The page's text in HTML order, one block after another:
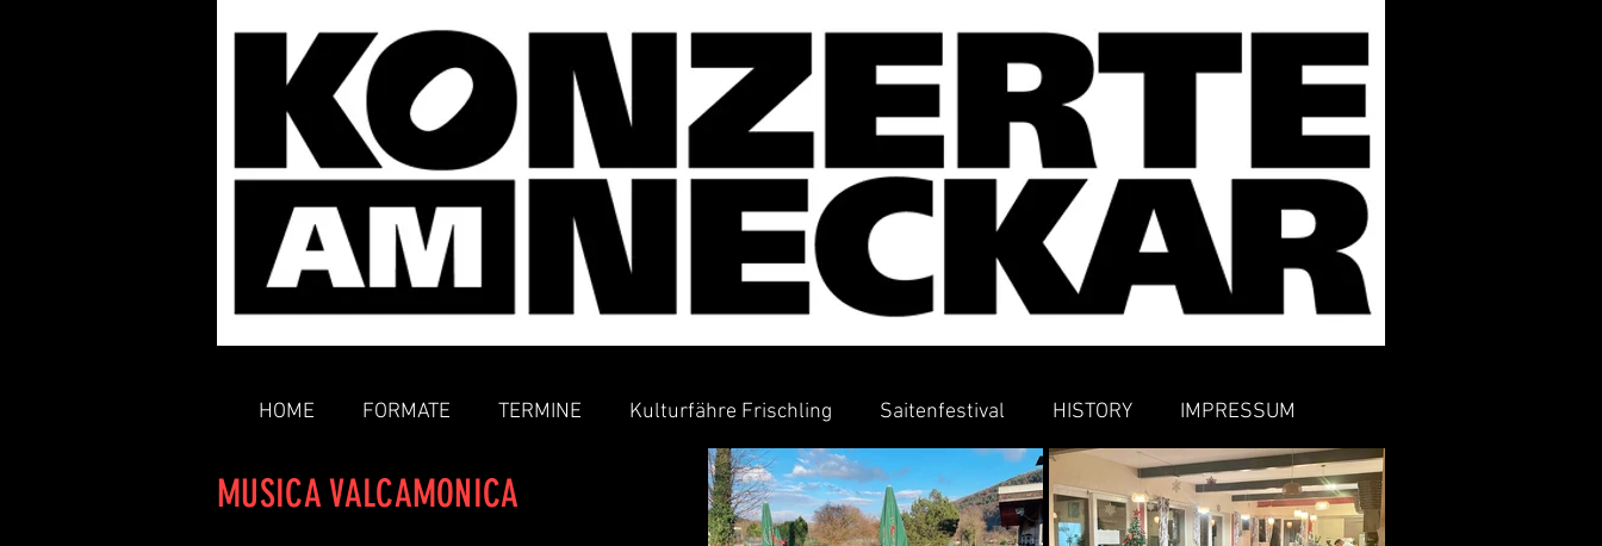
MUSICA VALCAMONICA
HOME FORMATE TERMINE Kulturfähre Frischling Saitenfestival HISTORY IMPRESSUM